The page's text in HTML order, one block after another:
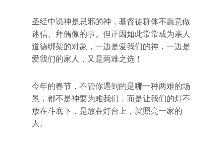
圣经中说神是忌邪的神，基督徒群体不愿意做
迷信、拜偶像的事。但正因如此常常成为亲人
道德绑架的对象，一边是爱我们的神，一边是
爱我们的家人，又是两难之选！
今年的春节，不管你遇到的是哪一种两难的场
景，都不是神要为难我们，而是让我们的灯不
放在斗底下，是放在灯台上，就照亮一家的
人。